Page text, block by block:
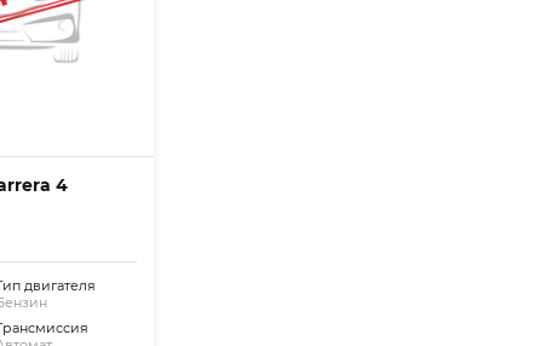
4
двигателя